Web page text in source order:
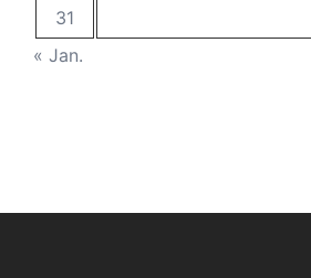
31
« Jan.